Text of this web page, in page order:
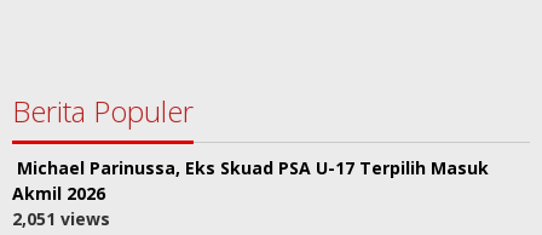
Berita Populer
Michael Parinussa, Eks Skuad PSA U-17 Terpilih Masuk
Akmil 2026
2,051 views